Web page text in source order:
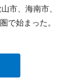
市、海南市、
で始まった。